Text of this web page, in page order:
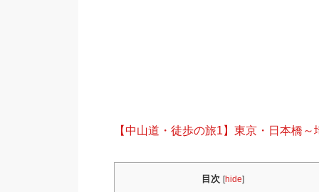
【中山道・徒歩の旅1】東京・日本橋～
目次 [hide]